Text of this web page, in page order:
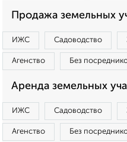
Продажа земельных
ИЖС Садоводство
Агенство Без
Аренда земельных
ИЖС Садоводство
Агенство Без